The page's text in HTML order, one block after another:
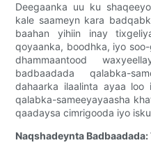
Deegaanka uu ku
kale saameyn kara
baahan yihiin inay
qoyaanka, boodhka, iyo
dhammaantood
badbaadada qalabka-
dahaarka ilaalinta ayaa loo
qalabka-sameeyayaasha
qaadaysa cimrigooda iyo
Naqshadeynta